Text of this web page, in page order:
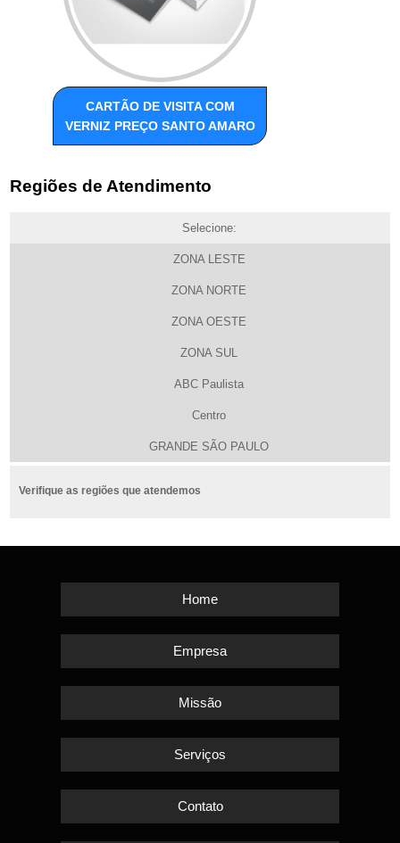
CARTÃO DE VISITA COM
VERNIZ PREÇO SANTO AMARO
Regiões de Atendimento
Selecione:
ZONA LESTE
ZONA NORTE
ZONA OESTE
ZONA SUL
ABC Paulista
Centro
GRANDE SÃO PAULO
Verifique as regiões que atendemos
Home
Empresa
Missão
Serviços
Contato